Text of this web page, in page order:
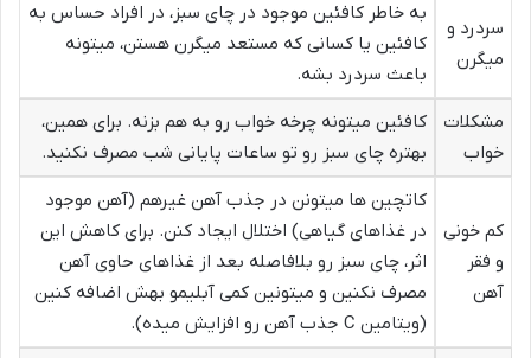
سردرد و
میگرن
به خاطر کافئین موجود در چای سبز، در افراد حساس به
کافئین یا کسانی که مستعد میگرن هستن، میتونه
باعث سردرد بشه.
مشکلات
خواب
کافئین میتونه چرخه خواب رو به هم بزنه. برای همین،
بهتره چای سبز رو تو ساعات پایانی شب مصرف نکنید.
کم خونی
و فقر
آهن
کاتچین ها میتونن در جذب آهن غیرهم (آهن موجود
در غذاهای گیاهی) اختلال ایجاد کنن. برای کاهش این
اثر، چای سبز رو بلافاصله بعد از غذاهای حاوی آهن
مصرف نکنین و میتونین کمی آبلیمو بهش اضافه کنین
(ویتامین C جذب آهن رو افزایش میده).